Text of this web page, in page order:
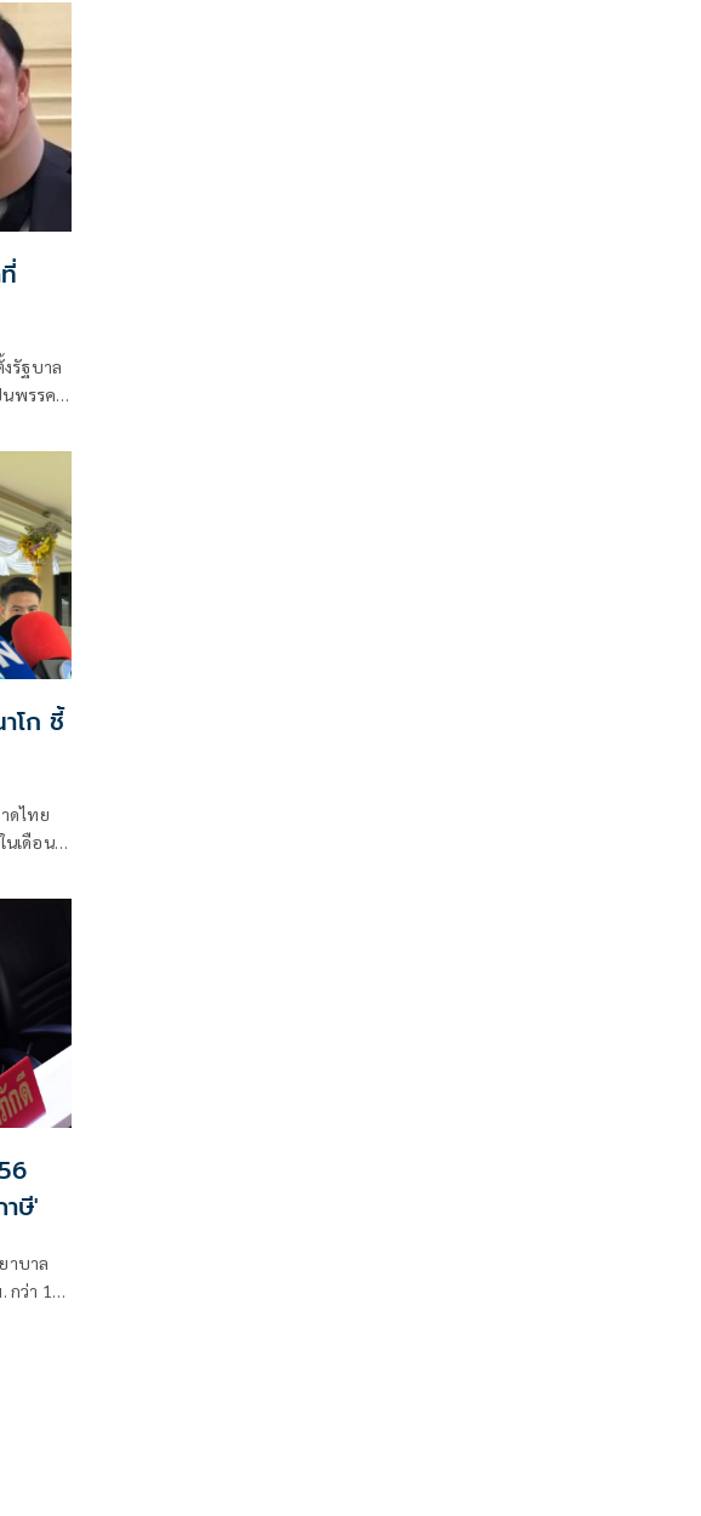
รัฐบาล
นพรรค
โก ชี้
ดไทย
นเดือน
ษี'
าบาล
กว่า 1